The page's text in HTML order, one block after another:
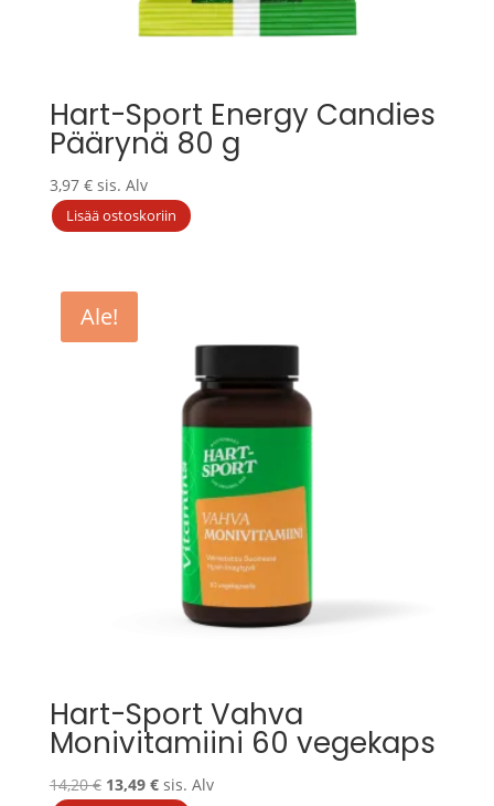
Hart-Sport Energy Candies
Päärynä 80 g
3,97 € sis. Alv
Lisää ostoskoriin
Ale!
Hart-Sport Vahva
Monivitamiini 60 vegekaps
14,20€ Alkuperäinen
13,49 €Nykyinen
sis. Alv